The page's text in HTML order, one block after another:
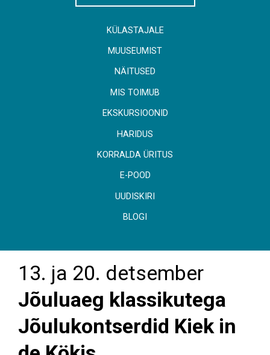
KÜLASTAJALE
MUUSEUMIST
NÄITUSED
MIS TOIMUB
EKSKURSIOONID
HARIDUS
KORRALDA ÜRITUS
E-POOD
UUDISKIRI
BLOGI
13. ja 20. detsember
Jõuluaeg klassikutega
Jõulukontserdid Kiek in